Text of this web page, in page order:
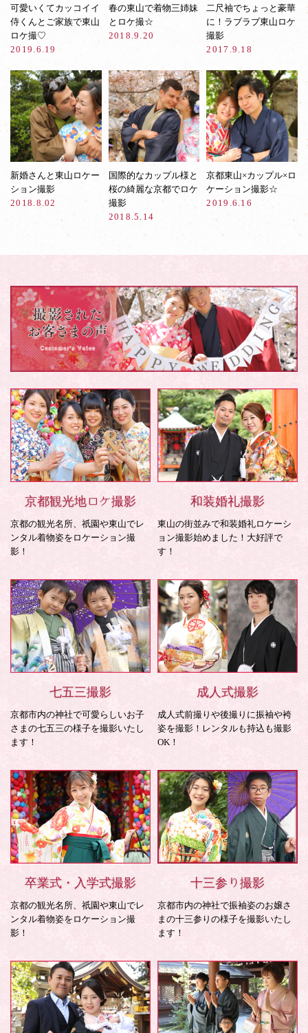
可愛いくてカッコイイ
侍くんとご家族で東山
ロケ撮♡
2019.6.19
春の東山で着物三姉妹
とロケ撮☆
2018.9.20
二尺袖でちょっと豪華
に！ラブラブ東山ロケ
撮影
2017.9.18
新婚さんと東山ロケー
ション撮影
2018.8.02
国際的なカップル様と
桜の綺麗な京都でロケ
撮影
2018.5.14
京都東山×カップル×ロ
ケーション撮影☆
2019.6.16
京都観光地ロケ撮影
京都の観光名所、祇園や東山でレ
ンタル着物姿をロケーション撮
影！
和装婚礼撮影
東山の街並みで和装婚礼ロケーシ
ョン撮影始めました！大好評で
す！
七五三撮影
京都市内の神社で可愛らしいお子
さまの七五三の様子を撮影いたし
ます！
成人式撮影
成人式前撮りや後撮りに振袖や袴
姿を撮影！レンタルも持込も撮影
OK！
卒業式・入学式撮影
京都の観光名所、祇園や東山でレ
ンタル着物姿をロケーション撮
影！
十三参り撮影
京都市内の神社で振袖姿のお嬢さ
まの十三参りの様子を撮影いたし
ます！